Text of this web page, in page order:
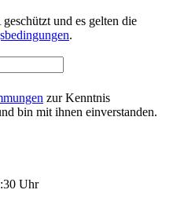
und es gelten die
.
zur Kenntnis
bin mit ihnen einverstanden.
Uhr